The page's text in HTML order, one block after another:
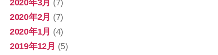
2020年3月 (7)
2020年2月 (7)
2020年1月 (4)
2019年12月 (5)